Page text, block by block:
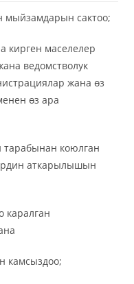
сактоо;
маселелер
ведомстволук
жана өз
өз ара
коюлган
аткарылышын
камсыздоо;